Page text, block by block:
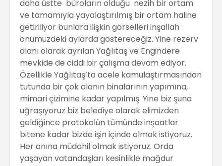
daha üstte büroların olduğu nezih bir ortam
ve tamamıyla yayalaştırılmış bir ortam haline
getiriliyor bunlara ilişkin görselleri inşallah
önümüzdeki aylarda göstereceğiz. Yine rezerv
alanı olarak ayrılan Yağlıtaş ve Engindere
mevkide de ciddi bir çalışma devam ediyor.
Özellikle Yağlıtaş’ta acele kamulaştırmasından
tutunda bir çok alanın binalarının yapımına,
mimari çizimine kadar yapılmış. Yine biz şuna
uğraşıyoruz biz belediye olarak elimizden
geldiğince protokolün tümünde inşaatlar
bitene kadar bizde işin içinde olmak istiyoruz.
Her anına müdahil olmak istiyoruz. Orda
yaşayan vatandaşları kesinlikle mağdur